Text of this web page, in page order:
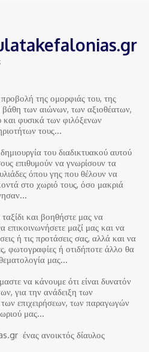
της ομορφιάς του, της
βάθη των αιώνων, των αξιοθέατων,
φυσικά των φιλόξενων
τους…
του διαδικτυακού αυτού
επιθυμούν να γνωρίσουν τα
όπου γης που θέλουν να
στο χωριό τους, όσο μακριά
και βοηθήστε μας να
επικοινωνήσετε μαζί μας και να
ή τις προτάσεις σας, αλλά και να
φωτογραφίες ή οτιδήποτε άλλο θα
μας…
να κάνουμε ότι είναι δυνατόν
για την ανάδειξη των
επιχειρήσεων, των παραγωγών
μας…
ένας ανοικτός δίαυλος